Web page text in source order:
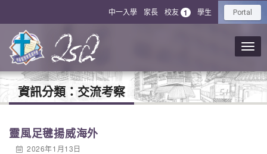
中一入學 家長 校友 1 學生 Portal
資訊分類： 交流考察
靈風足毽揚威海外
2026年1月13日